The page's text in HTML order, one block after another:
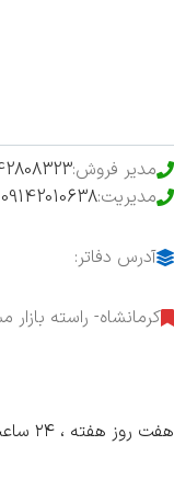
مدیر فروش:
مدیریت:09142010638
آدرس دفاتر:
کرمانشاه- راسته
هفت روز هفته ، ۲۴ ساعت شبانه‌روز پاسخگوی شما هستیم.